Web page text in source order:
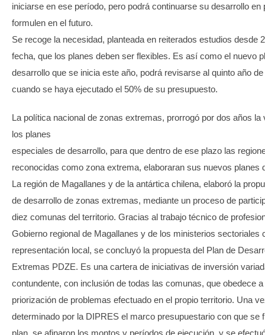
iniciarse en ese período, pero podrá continuarse su desarrollo en
formulen en el futuro.
Se recoge la necesidad, planteada en reiterados estudios desde
fecha, que los planes deben ser flexibles. Es así como el nuevo
desarrollo que se inicia este año, podrá revisarse al quinto año
cuando se haya ejecutado el 50% de su presupuesto.
La política nacional de zonas extremas, prorrogó por dos años la
los planes
especiales de desarrollo, para que dentro de ese plazo las
reconocidas como zona extrema, elaboraran sus nuevos planes
La región de Magallanes y de la antártica chilena, elaboró la
de desarrollo de zonas extremas, mediante un proceso de
diez comunas del territorio. Gracias al trabajo técnico de
Gobierno regional de Magallanes y de los ministerios sectoriales
representación local, se concluyó la propuesta del Plan de
Extremas PDZE. Es una cartera de iniciativas de inversión
contundente, con inclusión de todas las comunas, que obedece a
priorización de problemas efectuado en el propio territorio. Una
determinado por la DIPRES el marco presupuestario con que se
plan, se afinaron los montos y períodos de ejecución, y se